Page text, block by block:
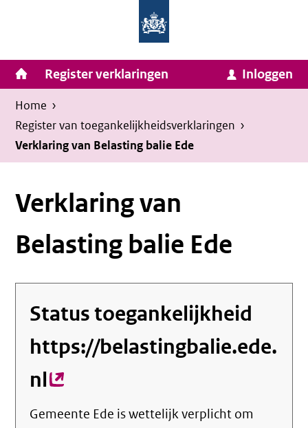
inhoud
van
Zaken
en
Koninkrijksrelaties
Homepage
van
Invulassistent
Toegankelijkheidsverklaring
Toegankelijkheidsverklaring
Hoofdnavigatie
Register verklaringen Inloggen
Kruimelpad
U
bevindt
zich
hier:
Home ›
Register van toegankelijkheids­verklaringen ›
Verklaring van Belasting balie Ede
Verklaring van
Belasting balie Ede
Status toegankelijkheid
https://belastingbalie.ede.
nl(externe
link)
Gemeente Ede is wettelijk verplicht om